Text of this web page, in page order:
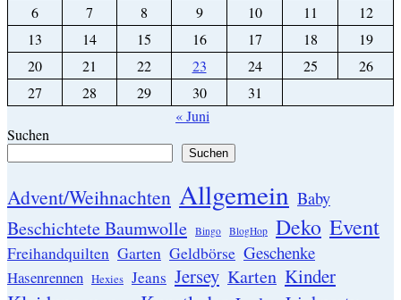
6
7 8 9 10 11
12
13
14 15 16 17 18
19
20
21 22 23 24 25
26
27
28 29 30
31
« Juni
Suchen
Suchen
Advent/Weihnachten Allgemein Baby
Beschichtete Baumwolle Bingo BlogHop Deko Event
Freihandquilten Garten Geldbörse Geschenke
Hasenrennen Hexies Jeans Jersey Karten Kinder